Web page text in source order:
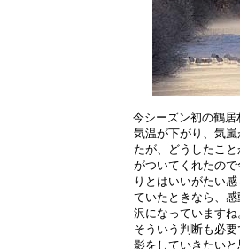
今シーズン初の鶴
気温が下がり、気
たが、どうしたこ
がついてくれたの
りとはいいがたい
ていたときなら、
沢になっています
そういう判断も必